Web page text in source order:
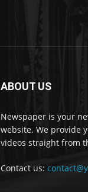
ABOUT US
Newspaper is your
website. We provide
videos straight from
Contact us: